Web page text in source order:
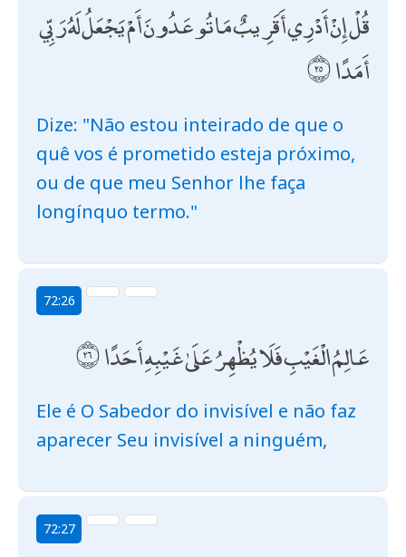
قُلْ إِنْ أَدْرِي أَقَرِيبٌ مَا تُوعَدُونَ أَمْ يَجْعَلُ لَهُ رَبِّي
أَمَدًا
Dize: "Não estou inteirado de que o
quê vos é prometido esteja próximo,
ou de que meu Senhor lhe faça
longínquo termo."
72:26
عَالِمُ الْغَيْبِ فَلَا يُظْهِرُ عَلَىٰ غَيْبِهِ أَحَدًا
Ele é O Sabedor do invisível e não faz
aparecer Seu invisível a ninguém,
72:27